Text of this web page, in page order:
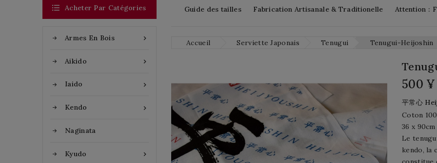
Guide des tailles Fabrication Artisanale & Traditionelle Attention :
 Acheter Par Catégories

Armes En Bois

Aikido

Iaido

Kendo
Naginata

Kyudo
Accueil Serviette Japonais Tenugui Tenugui-Heijoshin
500 ¥
平常心
Coton
36 x 90cm
Le
kendo, la